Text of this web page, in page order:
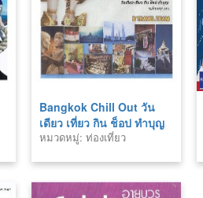
Bangkok Chill Out วัน
เดียว เที่ยว กิน ช็อป ทำบุญ
หมวดหมู่: ท่องเที่ยว